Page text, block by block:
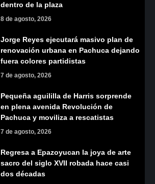
dentro de la plaza
8 de agosto, 2026
Jorge Reyes ejecutará masivo plan de
renovación urbana en Pachuca dejando
fuera colores partidistas
7 de agosto, 2026
Pequeña aguililla de Harris sorprende
en plena avenida Revolución de
Pachuca y moviliza a rescatistas
7 de agosto, 2026
Regresa a Epazoyucan la joya de arte
sacro del siglo XVII robada hace casi
dos décadas